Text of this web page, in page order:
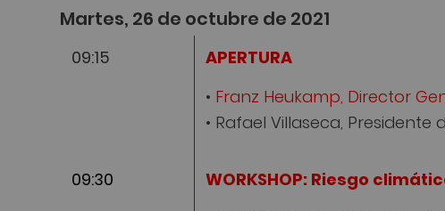
Martes, 26 de octubre de 2021
09:15
APERTURA
• Franz Heukamp, Director
• Rafael Villaseca,
09:30
WORKSHOP: Riesgo